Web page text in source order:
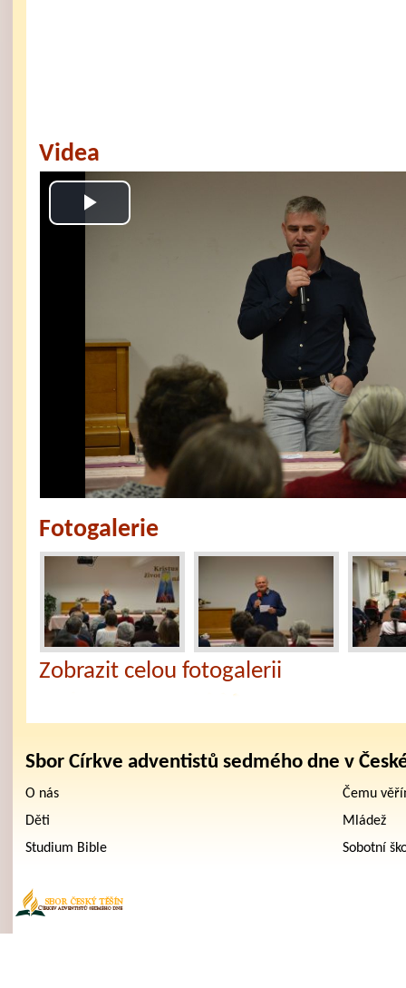
Videa
Play
Fotogalerie
Zobrazit celou fotogalerii
Sbor Církve adventistů sedmého dne v
O nás
Čemu
Děti
Mládež
Studium Bible
Sobotní